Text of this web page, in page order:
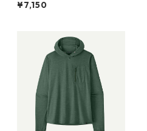
ラ・タンク Pumice - Dyno W
¥7,150